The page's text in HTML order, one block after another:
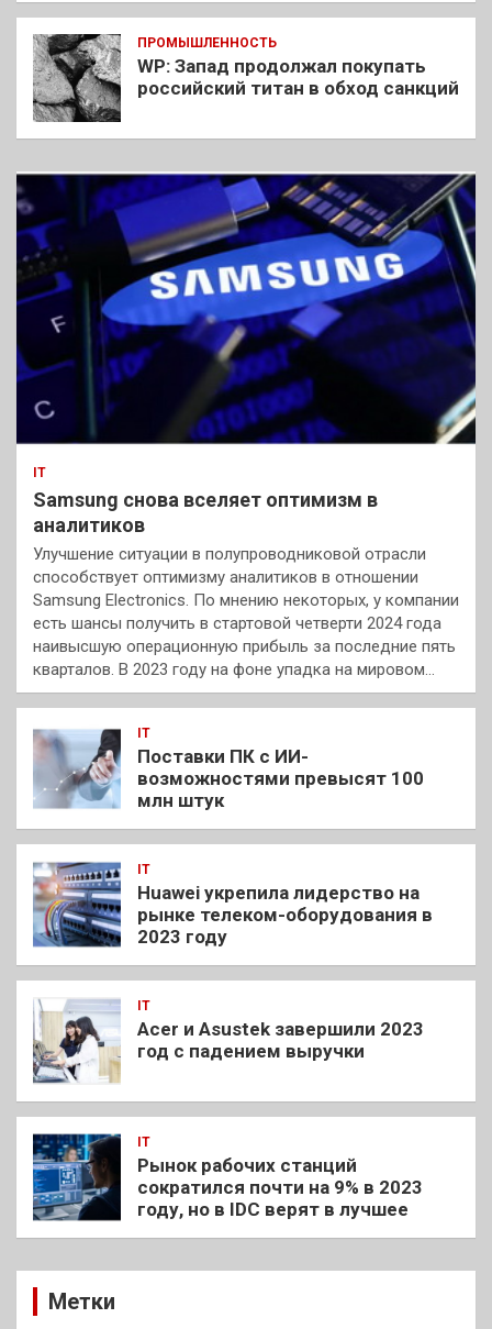
ПРОМЫШЛЕННОСТЬ
WP: Запад продолжал покупать
российский титан в обход санкций
IT
Samsung снова вселяет оптимизм в
аналитиков
Улучшение ситуации в полупроводниковой отрасли
способствует оптимизму аналитиков в отношении
Samsung Electronics. По мнению некоторых, у компании
есть шансы получить в стартовой четверти 2024 года
наивысшую операционную прибыль за последние пять
кварталов. В 2023 году на фоне упадка на мировом…
IT
Поставки ПК с ИИ-
возможностями превысят 100
млн штук
IT
Huawei укрепила лидерство на
рынке телеком-оборудования в
2023 году
IT
Acer и Asustek завершили 2023
год с падением выручки
IT
Рынок рабочих станций
сократился почти на 9% в 2023
году, но в IDC верят в лучшее
Метки